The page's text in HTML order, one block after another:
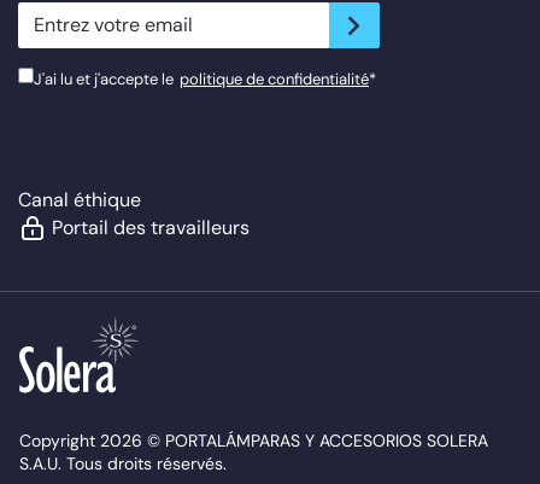
newsletter.suscribe
J'ai lu et j'accepte le politique de confidentialité*
Canal éthique
Portail des travailleurs
Copyright 2026 © PORTALÁMPARAS Y ACCESORIOS SOLERA
S.A.U. Tous droits réservés.